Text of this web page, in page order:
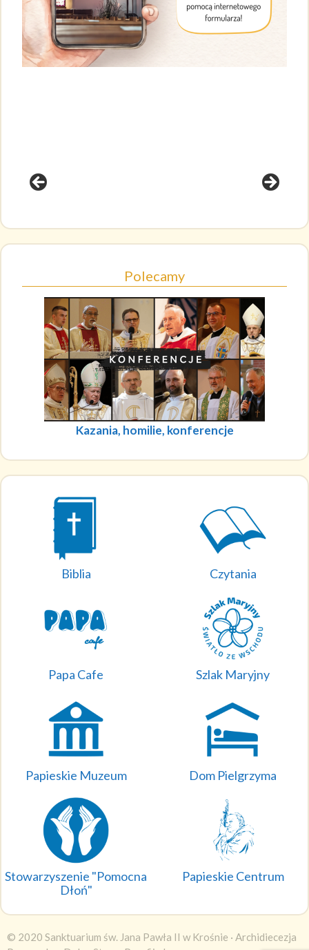
Polecamy
Kazania, homilie, konferencje
Biblia Czytania
Papa Cafe Szlak Maryjny
Papieskie Muzeum Dom Pielgrzyma
Stowarzyszenie "Pomocna
Dłoń"
Papieskie Centrum
© 2020 Sanktuarium św. Jana Pawła II w Krośnie · Archidiecezja